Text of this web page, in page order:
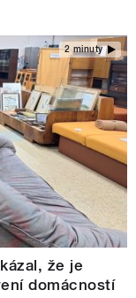
2 minuty
že je
domácností